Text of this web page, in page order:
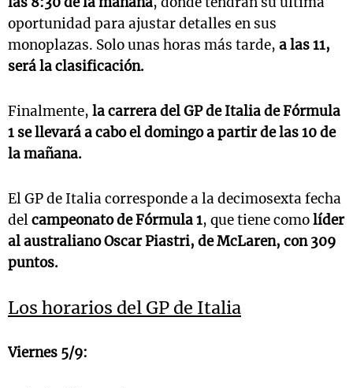
oportunidad para ajustar detalles en sus
monoplazas. Solo unas horas más tarde, a las 11,
será la clasificación.
Finalmente, la carrera del GP de Italia de Fórmula
1 se llevará a cabo el domingo a partir de las 10 de
la mañana.
El GP de Italia corresponde a la decimosexta fecha
delcampeonato de Fórmula 1, que tiene comolíder
al australiano Oscar Piastri, de McLaren, con 309
puntos.
Los horarios del GP de Italia
Viernes 5/9: